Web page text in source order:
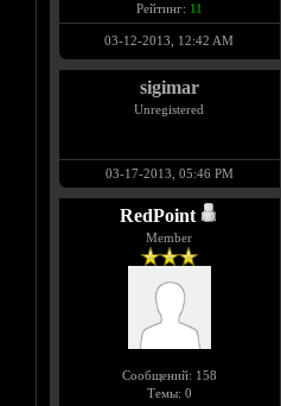
Рейтинг: 11
03-12-2013, 12:42 AM
sigimar
Unregistered
03-17-2013, 05:46 PM
RedPoint
Member
Сообщений: 158
Темы: 0